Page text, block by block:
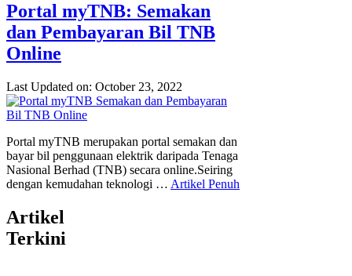
Portal myTNB: Semakan
dan Pembayaran Bil TNB
Online
Last Updated on: October 23, 2022
Portal myTNB merupakan portal semakan dan
bayar bil penggunaan elektrik daripada Tenaga
Nasional Berhad (TNB) secara online.Seiring
dengan kemudahan teknologi … Artikel Penuh
Artikel
Terkini